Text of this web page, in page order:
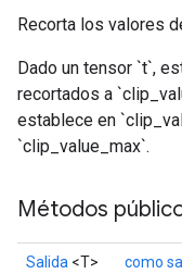
Recorta los valores
Dado un tensor `t`,
recortados a
establece en
`clip_value_max`.
Métodos
Salida <T> como